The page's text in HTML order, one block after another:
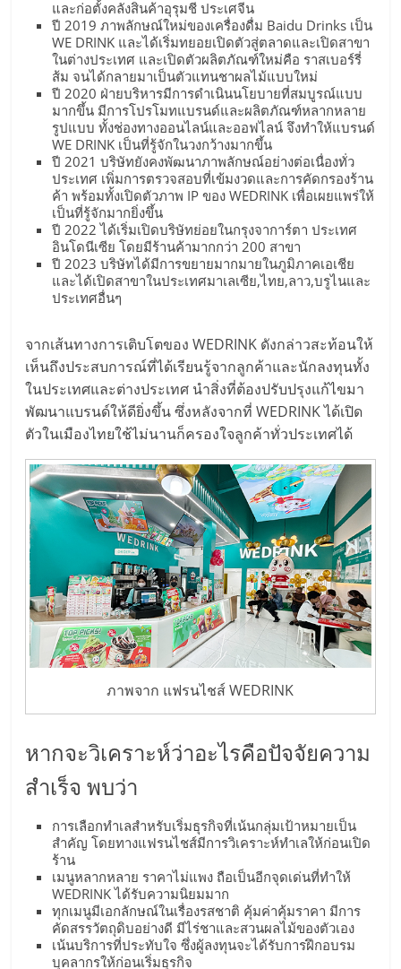
ปรึกษา
การ
ลงทุน
และ
ขยาย
สา
ขา
แฟ
รน
ไชส์,
ศูนย์
รวม
รน
ไชส์
พร้อม
ทำเล
สำหรับ
และก่อตั้งคลังสินค้าอุรุมชี ประเศจีน
ปี 2019 ภาพลักษณ์ใหม่ของเครื่องดื่ม Baidu Drinks เป็น
WE DRINK และได้เริ่มทยอยเปิดตัวสู่ตลาดและเปิดสาขา
ในต่างประเทศ และเปิดตัวผลิตภัณฑ์ใหม่คือ ราสเบอร์รี่
ส้ม จนได้กลายมาเป็นตัวแทนชาผลไม้แบบใหม่
ปี 2020 ฝ่ายบริหารมีการดำเนินนโยบายที่สมบูรณ์แบบ
มากขึ้น มีการโปรโมทแบรนด์และผลิตภัณฑ์หลากหลาย
รูปแบบ ทั้งช่องทางออนไลน์และออฟไลน์ จึงทำให้แบรนด์
WE DRINK เป็นที่รู้จักในวงกว้างมากขึ้น
ปี 2021 บริษัทยังคงพัฒนาภาพลักษณ์อย่างต่อเนื่องทั่ว
ประเทศ เพิ่มการตรวจสอบที่เข้มงวดและการคัดกรองร้าน
ค้า พร้อมทั้งเปิดตัวภาพ IP ของ WEDRINK เพื่อเผยแพร่ให้
เป็นที่รู้จักมากยิ่งขึ้น
ปี 2022 ได้เริ่มเปิดบริษัทย่อยในกรุงจาการ์ตา ประเทศ
อินโดนีเซีย โดยมีร้านค้ามากกว่า 200 สาขา
ปี 2023 บริษัทได้มีการขยายมากมายในภูมิภาคเอเชีย
และได้เปิดสาขาในประเทศมาเลเซีย,ไทย,ลาว,บรูไนและ
ประเทศอื่นๆ
จากเส้นทางการเติบโตของ WEDRINK ดังกล่าวสะท้อนให้
เห็นถึงประสบการณ์ที่ได้เรียนรู้จากลูกค้าและนักลงทุนทั้ง
ในประเทศและต่างประเทศ นำสิ่งที่ต้องปรับปรุงแก้ไขมา
พัฒนาแบรนด์ให้ดียิ่งขึ้น ซึ่งหลังจากที่ WEDRINK ได้เปิด
ตัวในเมืองไทยใช้ไม่นานก็ครองใจลูกค้าทั่วประเทศได้
ภาพจาก แฟรนไชส์ WEDRINK
หากจะวิเคราะห์ว่าอะไรคือปัจจัยความ
สำเร็จ พบว่า
การเลือกทำเลสำหรับเริ่มธุรกิจที่เน้นกลุ่มเป้าหมายเป็น
สำคัญ โดยทางแฟรนไชส์มีการวิเคราะห์ทำเลให้ก่อนเปิด
ร้าน
เมนูหลากหลาย ราคาไม่แพง ถือเป็นอีกจุดเด่นที่ทำให้
WEDRINK ได้รับความนิยมมาก
ทุกเมนูมีเอกลักษณ์ในเรื่องรสชาติ คุ้มค่าคุ้มราคา มีการ
คัดสรรวัตถุดิบอย่างดี มีไร่ชาและสวนผลไม้ของตัวเอง
เน้นบริการที่ประทับใจ ซึ่งผู้ลงทุนจะได้รับการฝึกอบรม
บุคลากรให้ก่อนเริ่มธุรกิจ